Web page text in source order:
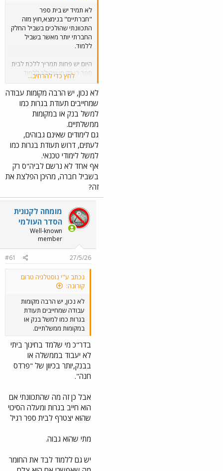
לא תמיד יש בית ספר
"חברתיים" בנימצא,חוץ מזה
התכוונתי שהולכים בשביל החלק
החברתי יותר מאשר בשביל
ללמוד.
היום יש פחות תמריך ללכת לבית
ספר כי רק מי שהולך ללמוד
לימודים גבוהים עיוניים צריך
עקרונית תעודת בגרות,
וכידוע היום יש "אינפלציה"
בתארים.
מי כן הולך לבית ספר רגיל? מי
שרוצה להיות כמו כולם.
לחץ כדי להרחיב...
לא נכון, יש הרבה מקומות עבודה
שמחייבים תעודת בגרות כמו
למשל בנק או במקומות
ממשלתיים.
גם לימודים שאינם גבוהים,
לעתים, דרוש תעודת בגרות כמו
למשל לימודי טכנאי.
אף אחד לא נרשם לביה"ס רק
בשביל חברה, מהיכן הפלצת את
זה?
מומחה לקנונית
הסדר העולמי
Well-known
member
27/5/26
#61
נכתב ע"י נוסטלגיה טרום
קורונה:
לא נכון, יש הרבה מקומות
עבודה שמחייבים תעודת
בגרות כמו למשל בנק או
במקומות ממשלתיים.
בדר"כ מי שלמד בחינוך ביתי
לא יעבוד בממשלה או
בבנק,יותר בכיוון של "פרדס
חנה".
אבל כן זה מה שהתכוונתי אם
הוא חייב בגרות ומעלה הסיכוי
שהוא יצטרף לבית ספר רגיל
מתי שהוא גבוה.
יש גם ללמוד לבד את החומר